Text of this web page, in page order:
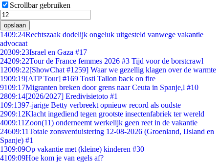
Scrollbar gebruiken
opslaan
1409:24Rechtszaak dodelijk ongeluk uitgesteld vanwege vakantie
advocaat
20309:23Israel en Gaza #17
24209:22Tour de France femmes 2026 #3 Tijd voor de borstcrawl
12009:22[ShowChat #1259] Waar we gezellig klagen over de warmte
1909:19[ATP Tour] #169 Tosti Tallon back on fire
9109:17Migranten breken door grens naar Ceuta in Spanje,l #10
2809:14[2026/2027] Eredivisietoto #1
109:1397-jarige Betty verbreekt opnieuw record als oudste
2909:12Klacht ingediend tegen grootste insectenfabriek ter wereld
4009:11 Zoon(11) onderneemt werkelijk geen reet in de vakantie
24609:11Totale zonsverduistering 12-08-2026 (Groenland, IJsland en
Spanje) #1
1309:09Op vakantie met (kleine) kinderen #30
4109:09Hoe kom je van egels af?